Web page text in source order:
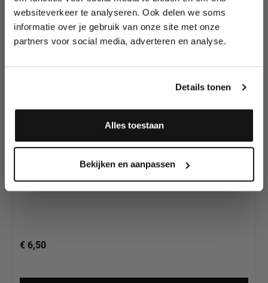
websiteverkeer te analyseren. Ook delen we soms
informatie over je gebruik van onze site met onze
partners voor social media, adverteren en analyse.
Details tonen
Alles toestaan
Bekijken en aanpassen
Essential kleuren in
ons assortiment.
Diamond FX Essential Aquamarine (30gr) |
Waterschmink
€ 6,50
tutorials, aanbiedingen, evenementen,
wedstrijden en meer.
Meld je aan en ontvang direct
Ja, ik meld me aan